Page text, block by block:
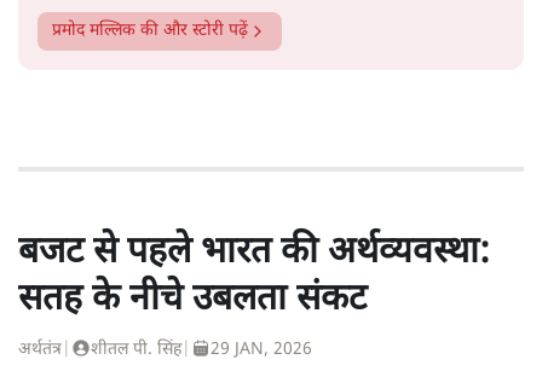
प्रमोद मल्लिक की और स्टोरी पढ़ें
बजट से पहले भारत की अर्थव्यवस्था:
सतह के नीचे उबलता संकट
अर्थतंत्र शीतल पी. सिंह| 29 JAN, 2026